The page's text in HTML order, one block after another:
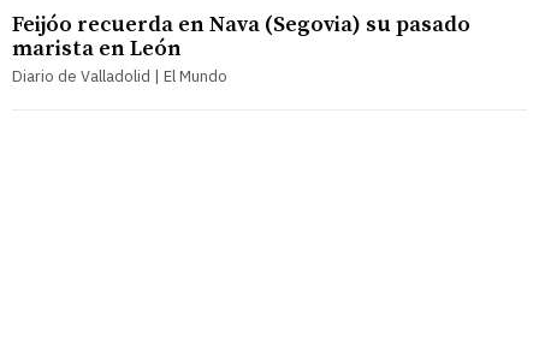
Feijóo recuerda en Nava (Segovia) su pasado
marista en León
Diario de Valladolid | El Mundo